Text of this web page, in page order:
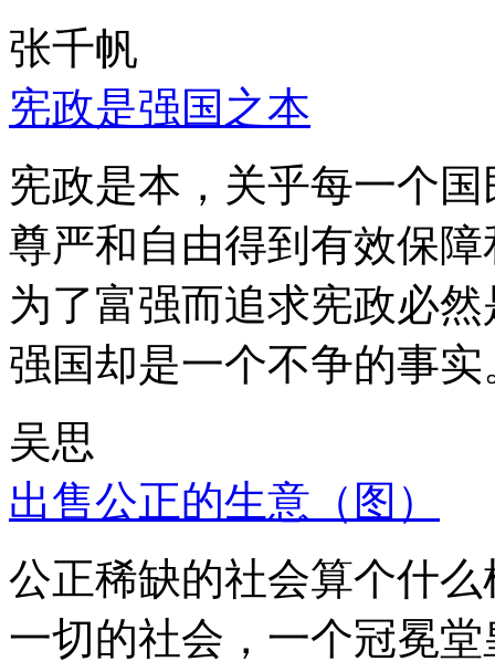
张千帆
宪政是强国之本
宪政是本，关乎每一个
尊严和自由得到有效保
为了富强而追求宪政必
强国却是一个不争的事实
吴思
出售公正的生意（图）
公正稀缺的社会算个什
一切的社会，一个冠冕